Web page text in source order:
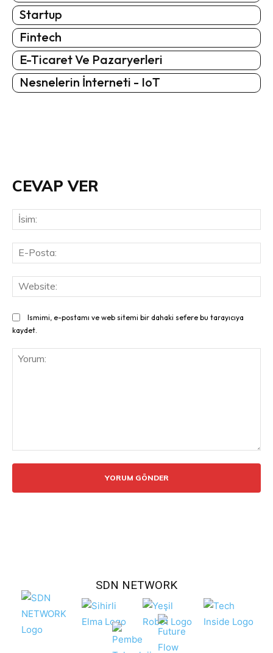
Startup
Fintech
E-Ticaret Ve Pazaryerleri
Nesnelerin İnterneti - IoT
CEVAP VER
Ismimi, e-postamı ve web sitemi bir dahaki sefere bu tarayıcıya
kaydet.
SDN NETWORK